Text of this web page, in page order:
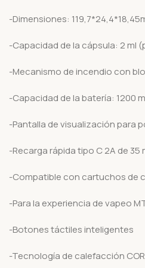
-Dimensiones:
-Capacidad de la cápsula: 2 ml
-Mecanismo de incendio con
-Capacidad de la batería: 1200
-Pantalla de visualización para
-Recarga rápida tipo C 2A de 35
-Compatible con cartuchos de
-Para la experiencia de vapeo
-Botones táctiles inteligentes
-Tecnología de calefacción